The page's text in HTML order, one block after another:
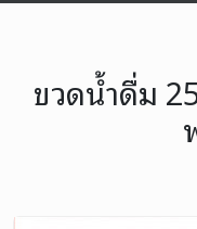
ขวดน้ำดื่ม